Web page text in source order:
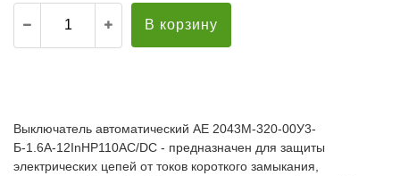
В корзину
Выключатель автоматический АЕ 2043М-320-00У3-
Б-1.6А-12InНР110AC/DC - предназначен для защиты
электрических цепей от токов короткого замыкания,